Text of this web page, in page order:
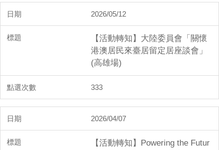
2026/05/12
【活動轉知】大陸委員會「關懷
港澳居民來臺居留定居座談會」
(高雄場)
333
2026/04/07
【活動轉知】Powering the Futur